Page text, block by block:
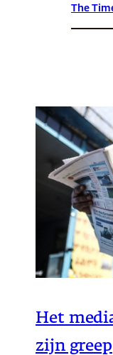
The
Het
zijn greep